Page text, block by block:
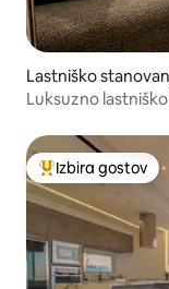
Lastniško
Luksuzno
Najbolj
Izbira gostov